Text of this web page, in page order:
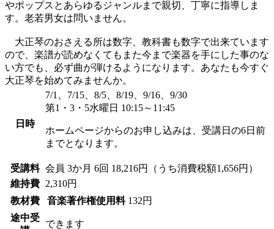
やポップスとあらゆるジャンルまで親切、丁寧に指導しま
す。老若男女は問いません。
大正琴のおさえる所は数字、教科書も数字で出来ています
ので、楽譜が読めなくてもまた今まで楽器を手にした事のな
い方でも、必ず曲が弾けるようになります。あなたも今すぐ
大正琴を始めてみませんか。
日時
7/1、7/15、8/5、8/19、9/16、9/30
第1・3・5水曜日 10:15～11:45
ホームページからのお申し込みは、受講日の6日前
までとなります。
受講料 会員 3か月 6回 18,216円（うち消費税額1,656円）
維持費
2,310円
教材費
音楽著作権使用料 132円
途中受
できます